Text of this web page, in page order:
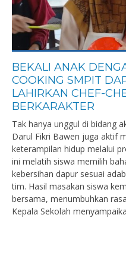
BEKALI ANAK
COOKING SMPIT
LAHIRKAN CHEF-
BERKARAKTER
Tak hanya unggul di bidang
Darul Fikri Bawen juga aktif
keterampilan hidup melalui
ini melatih siswa memilih
kebersihan dapur sesuai
tim. Hasil masakan siswa
bersama, menumbuhkan
Kepala Sekolah